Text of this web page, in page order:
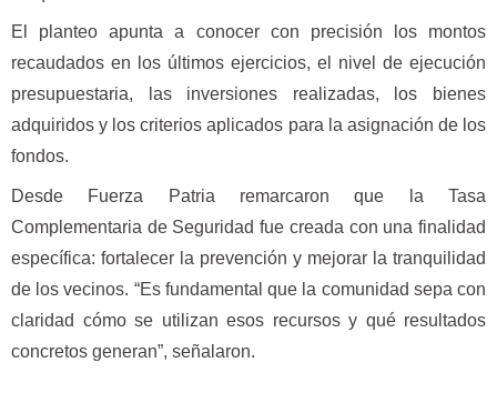
El planteo apunta a conocer con precisión los montos
recaudados en los últimos ejercicios, el nivel de ejecución
presupuestaria, las inversiones realizadas, los bienes
adquiridos y los criterios aplicados para la asignación de los
fondos.
Desde Fuerza Patria remarcaron que la Tasa
Complementaria de Seguridad fue creada con una finalidad
específica: fortalecer la prevención y mejorar la tranquilidad
de los vecinos. “Es fundamental que la comunidad sepa con
claridad cómo se utilizan esos recursos y qué resultados
concretos generan”, señalaron.